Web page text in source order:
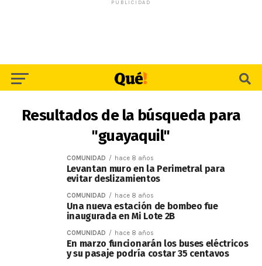
PUBLICIDAD
Resultados de la búsqueda para
"guayaquil"
COMUNIDAD hace 8 años
Levantan muro en la Perimetral para
evitar deslizamientos
COMUNIDAD hace 8 años
Una nueva estación de bombeo fue
inaugurada en Mi Lote 2B
COMUNIDAD hace 8 años
En marzo funcionarán los buses eléctricos
y su pasaje podría costar 35 centavos